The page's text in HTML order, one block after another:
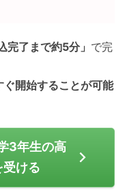
完了まで約5分」 で完
ぐ開始することが可能
3年生の高
ける